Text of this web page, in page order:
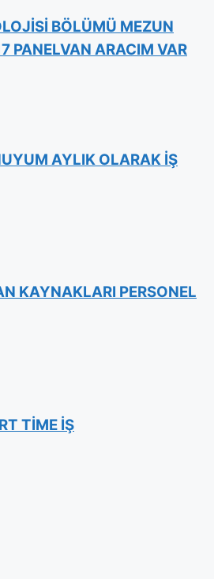
BÖLÜMÜ MEZUN
PANELVAN ARACIM VAR
AYLIK OLARAK İŞ
KAYNAKLARI PERSONEL
TİME İŞ